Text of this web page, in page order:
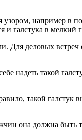
например в
и галстука в мелкий
Для деловых
такой
такой
она должна быть